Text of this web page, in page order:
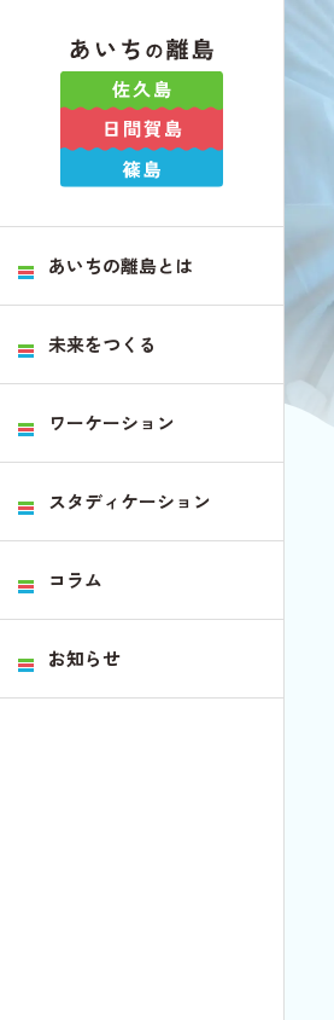
あいちの離島とは
未来をつくる
ワーケーション
スタディケーション
コラム
お知らせ